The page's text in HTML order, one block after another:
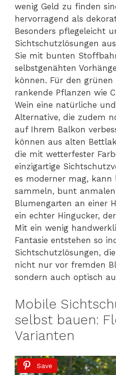
wenig Geld zu finden
hervorragend als
Besonders pflegeleicht
Sichtschutzlösungen
Sie mit bunten
selbstgenähten
können. Für den
rankende Pflanzen wie
Wein eine natürliche
Alternative, die zudem
auf Ihrem Balkon
können aus alten
die mit wetterfester
einzigartige
es moderner mag, kann
sammeln, bunt
Blumengarten an einer
ein echter Hingucker,
Mit ein wenig
Fantasie entstehen so
Sichtschutzlösungen,
nicht nur vor fremden
sondern auch optisch
Mobile
selbst bauen:
Varianten
Save